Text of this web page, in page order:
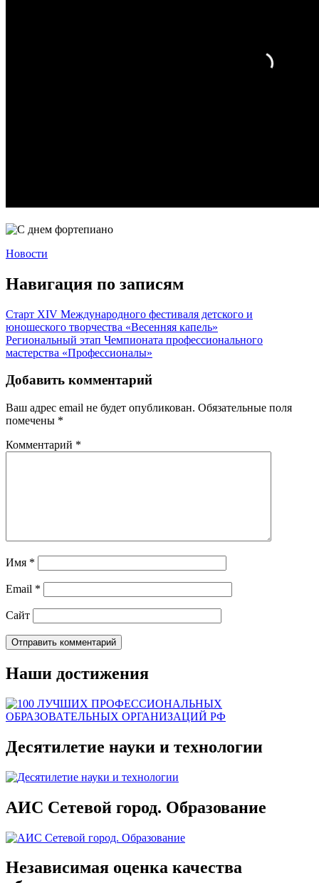
Новости
Навигация по записям
Старт XIV Международного фестиваля детского и
юношеского творчества «Весенняя капель»
Региональный этап Чемпионата профессионального
мастерства «Профессионалы»
Добавить комментарий
Ваш адрес email не будет опубликован. Обязательные поля
помечены *
Комментарий *
Имя *
Email *
Сайт
Наши достижения
Десятилетие науки и технологии
АИС Сетевой город. Образование
Независимая оценка качества